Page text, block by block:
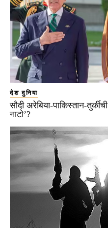
देश दुनिया
सौदी अरेबिया-पाकिस्तान-
नाटो’?